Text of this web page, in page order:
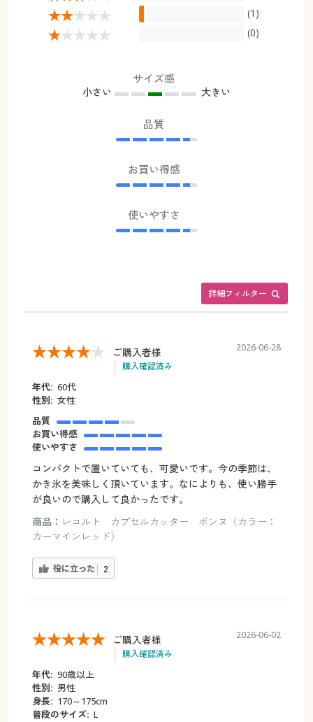
(1)
(0)
サイズ感
小さい 大きい
品質
お買い得感
使いやすさ
詳細フィルター
ご購入者様
購入確認済み
2026-06-28
年代: 60代
性別: 女性
品質
お買い得感
使いやすさ
コンパクトで置いていても、可愛いです。今の季節は、
かき氷を美味しく頂いています。なによりも、使い勝手
が良いので購入して良かったです。
商品： レコルト カプセルカッター ボンヌ（カラー：
カーマインレッド）
役に立った 2
ご購入者様
購入確認済み
2026-06-02
年代: 90歳以上
性別: 男性
身長: 170～175cm
普段のサイズ: L